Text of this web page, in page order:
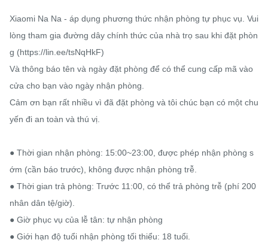
Xiaomi Na Na - áp dụng phương thức nhận phòng tự phục vụ. Vui
lòng tham gia đường dây chính thức của nhà trọ sau khi đặt phòn
g (https://lin.ee/tsNqHkF)
Và thông báo tên và ngày đặt phòng để có thể cung cấp mã vào
cửa cho bạn vào ngày nhận phòng.
Cảm ơn bạn rất nhiều vì đã đặt phòng và tôi chúc bạn có một chu
yến đi an toàn và thú vị.
● Thời gian nhận phòng: 15:00~23:00, được phép nhận phòng s
ớm (cần báo trước), không được nhận phòng trễ.
● Thời gian trả phòng: Trước 11:00, có thể trả phòng trễ (phí 200
nhân dân tệ/giờ).
● Giờ phục vụ của lễ tân: tự nhận phòng
● Giới hạn độ tuổi nhận phòng tối thiểu: 18 tuổi.